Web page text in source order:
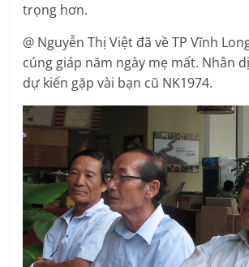
trọng hơn.
@ Nguyễn Thị Việt đã về TP Vĩnh
cúng giáp năm ngày mẹ mất. Nhân
dự kiến gặp vài bạn cũ NK1974.